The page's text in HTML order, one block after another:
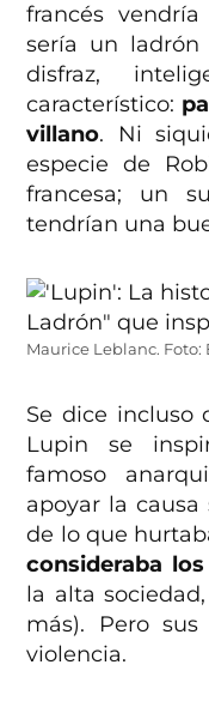
francés
sería un ladrón
disfraz,
característico:
villano. Ni
especie de
francesa; un
tendrían una
Maurice Leblanc. Foto:
Se dice incluso
Lupin se
famoso
apoyar la
de lo que
consideraba los
la alta
más). Pero
violencia.